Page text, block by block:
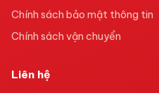
Chính sách bảo mật thông tin
Chính sách vận chuyển
Liên hệ